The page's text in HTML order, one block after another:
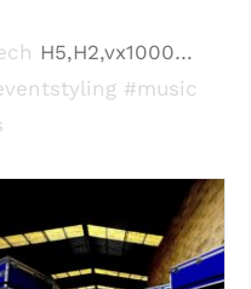
H5,H2,vx1000…
#music